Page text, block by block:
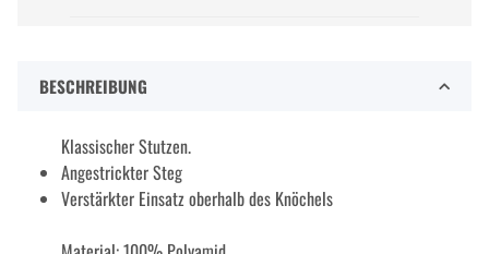
BESCHREIBUNG
Klassischer Stutzen.
Angestrickter Steg
Verstärkter Einsatz oberhalb des Knöchels